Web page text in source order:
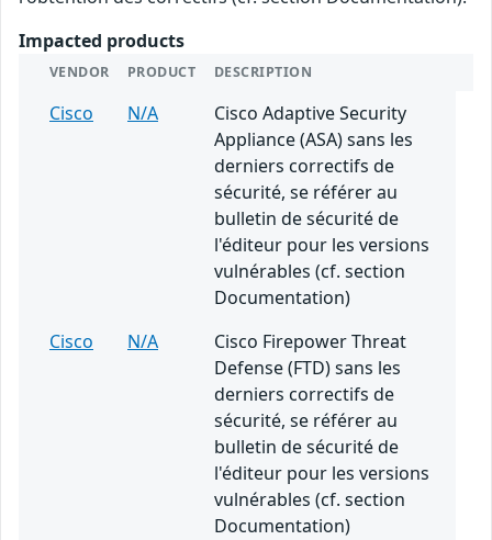
Impacted products
VENDOR PRODUCT DESCRIPTION
Cisco N/A
Cisco Adaptive Security
Appliance (ASA) sans les
derniers correctifs de
sécurité, se référer au
bulletin de sécurité de
l'éditeur pour les versions
vulnérables (cf. section
Documentation)
Cisco
N/A
Cisco Firepower Threat
Defense (FTD) sans les
derniers correctifs de
sécurité, se référer au
bulletin de sécurité de
l'éditeur pour les versions
vulnérables (cf. section
Documentation)